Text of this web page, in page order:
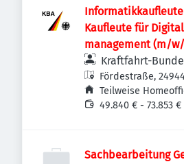
Kaufleute für
management (m/
Fachinformatiker
vergleichbare IT-
Leitstand im
Kraftfahrt-
Fördestraße,
Deutschland
Teilweise
49.840 € - 73.853 €
Sachbearbeitung